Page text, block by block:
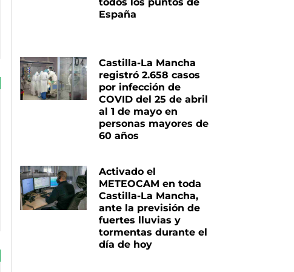
España
Castilla-La Mancha
registró 2.658 casos
por infección de
COVID del 25 de abril
al 1 de mayo en
personas mayores de
60 años
Activado el
METEOCAM en toda
Castilla-La Mancha,
ante la previsión de
fuertes lluvias y
tormentas durante el
día de hoy